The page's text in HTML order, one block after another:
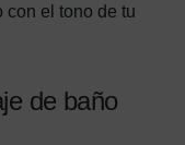
con el tono de tu
de baño